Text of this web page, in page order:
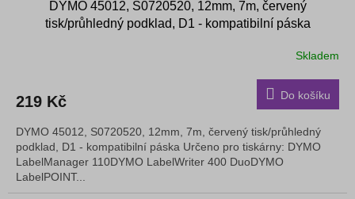
DYMO 45012, S0720520, 12mm, 7m, červený
tisk/průhledný podklad, D1 - kompatibilní páska
Skladem
219 Kč Do košíku
DYMO 45012, S0720520, 12mm, 7m, červený tisk/průhledný
podklad, D1 - kompatibilní páska Určeno pro tiskárny: DYMO
LabelManager 110DYMO LabelWriter 400 DuoDYMO
LabelPOINT...